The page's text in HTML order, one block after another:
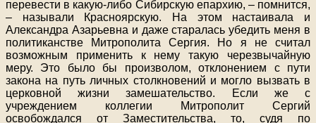
перевести в какую-либо Сибирскую епархию, – помнится,
– называли Красноярскую. На этом настаивала и
Александра Азарьевна и даже старалась убедить меня в
политиканстве Митрополита Сергия. Но я не считал
возможным применить к нему такую черезвычайную
меру. Это было бы произволом, отклонением с пути
закона на путь личных столкновений и могло вызвать в
церковной жизни замешательство. Если же с
учреждением коллегии Митрополит Сергий
освобождался от Заместительства, то, судя по